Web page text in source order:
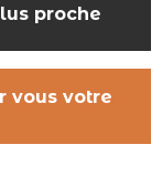
proche
vous votre